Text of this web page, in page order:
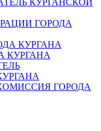
ГОРОДА
КУРГАНА
КУРГАНА
ГОРОДА